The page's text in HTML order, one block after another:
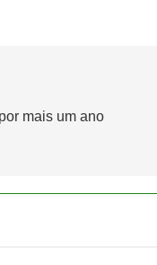
mais um ano